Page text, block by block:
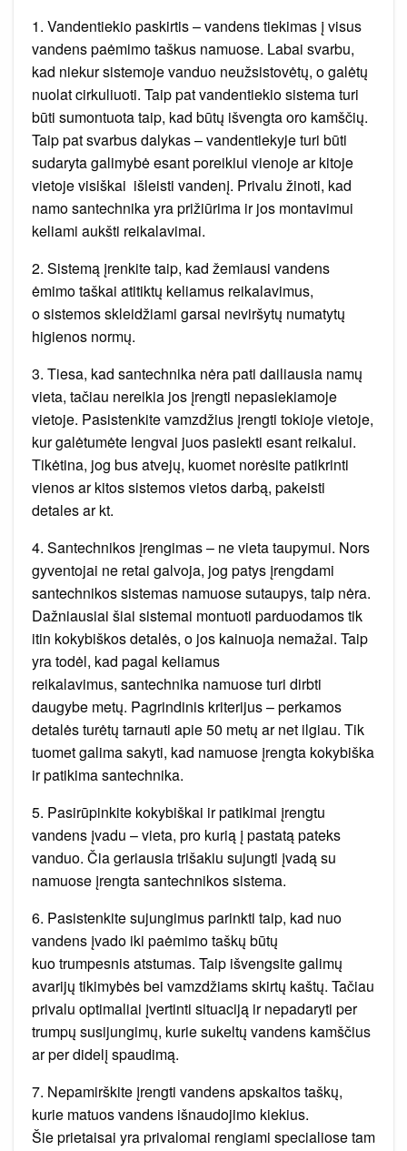
1. Vandentiekio paskirtis – vandens tiekimas į visus
vandens paėmimo taškus namuose. Labai svarbu,
kad niekur sistemoje vanduo neužsistovėtų, o galėtų
nuolat cirkuliuoti. Taip pat vandentiekio sistema turi
būti sumontuota taip, kad būtų išvengta oro kamščių.
Taip pat svarbus dalykas – vandentiekyje turi būti
sudaryta galimybė esant poreikiui vienoje ar kitoje
vietoje visiškai išleisti vandenį. Privalu žinoti, kad
namo santechnika yra prižiūrima ir jos montavimui
keliami aukšti reikalavimai.
2. Sistemą įrenkite taip, kad žemiausi vandens
ėmimo taškai atitiktų keliamus reikalavimus,
o sistemos skleidžiami garsai neviršytų numatytų
higienos normų.
3. Tiesa, kad santechnika nėra pati dailiausia namų
vieta, tačiau nereikia jos įrengti nepasiekiamoje
vietoje. Pasistenkite vamzdžius įrengti tokioje vietoje,
kur galėtumėte lengvai juos pasiekti esant reikalui.
Tikėtina, jog bus atvejų, kuomet norėsite patikrinti
vienos ar kitos sistemos vietos darbą, pakeisti
detales ar kt.
4. Santechnikos įrengimas – ne vieta taupymui. Nors
gyventojai ne retai galvoja, jog patys įrengdami
santechnikos sistemas namuose sutaupys, taip nėra.
Dažniausiai šiai sistemai montuoti parduodamos tik
itin kokybiškos detalės, o jos kainuoja nemažai. Taip
yra todėl, kad pagal keliamus
reikalavimus, santechnika namuose turi dirbti
daugybe metų. Pagrindinis kriterijus – perkamos
detalės turėtų tarnauti apie 50 metų ar net ilgiau. Tik
tuomet galima sakyti, kad namuose įrengta kokybiška
ir patikima santechnika.
5. Pasirūpinkite kokybiškai ir patikimai įrengtu
vandens įvadu – vieta, pro kurią į pastatą pateks
vanduo. Čia geriausia trišakiu sujungti įvadą su
namuose įrengta santechnikos sistema.
6. Pasistenkite sujungimus parinkti taip, kad nuo
vandens įvado iki paėmimo taškų būtų
kuo trumpesnis atstumas. Taip išvengsite galimų
avarijų tikimybės bei vamzdžiams skirtų kaštų. Tačiau
privalu optimaliai įvertinti situaciją ir nepadaryti per
trumpų susijungimų, kurie sukeltų vandens kamščius
ar per didelį spaudimą.
7. Nepamirškite įrengti vandens apskaitos taškų,
kurie matuos vandens išnaudojimo kiekius.
Šie prietaisai yra privalomai rengiami specialiose tam